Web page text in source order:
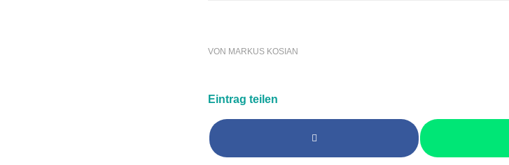
VON MARKUS KOSIAN
Eintrag teilen